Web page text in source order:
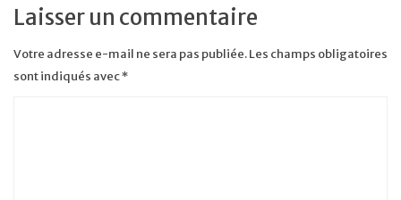
Laisser un commentaire
Votre adresse e-mail ne sera pas publiée.Les champs obligatoires
sont indiqués avec*